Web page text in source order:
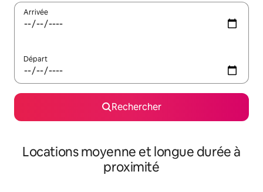
Arrivée
Départ
Rechercher
Locations moyenne et longue durée à
proximité